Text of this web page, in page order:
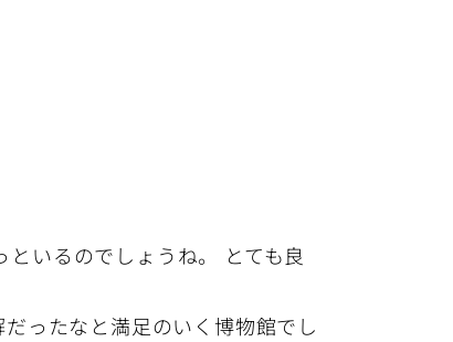
いるのでしょうね。 とても良
ったなと満足のいく博物館でし